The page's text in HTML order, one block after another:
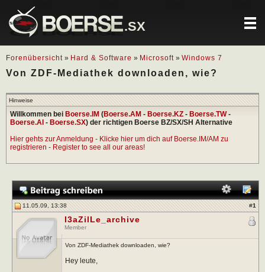
.SX
Forenübersicht » Hard & Software » Microsoft » Windows 7
Von ZDF-Mediathek downloaden, wie?
Hinweise
Willkommen bei Boerse.IM (Boerse.AM - Boerse.KZ - Boerse.TW-
Boerse.AI - Boerse.SX) der richtigen Boerse BZ/SX/SH Alternative
Hier gehts zur Anmeldung - Klicke hier um dich auf Boerse.IM/AM zu
registrieren - Register to see all our areas!
11.05.09, 13:38 #1
I3aZilLe_archive
Member
Von ZDF-Mediathek downloaden, wie?
Hey leute,